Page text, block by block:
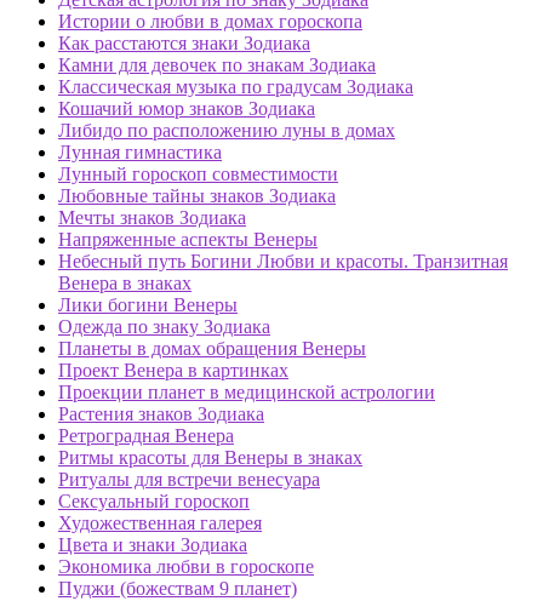
Истории о любви в домах гороскопа
Как расстаются знаки Зодиака
Камни для девочек по знакам Зодиака
Классическая музыка по градусам Зодиака
Кошачий юмор знаков Зодиака
Либидо по расположению луны в домах
Лунная гимнастика
Лунный гороскоп совместимости
Любовные тайны знаков Зодиака
Мечты знаков Зодиака
Напряженные аспекты Венеры
Небесный путь Богини Любви и красоты. Транзитная
Венера в знаках
Лики богини Венеры
Одежда по знаку Зодиака
Планеты в домах обращения Венеры
Проект Венера в картинках
Проекции планет в медицинской астрологии
Растения знаков Зодиака
Ретроградная Венера
Ритмы красоты для Венеры в знаках
Ритуалы для встречи венесуара
Сексуальный гороскоп
Художественная галерея
Цвета и знаки Зодиака
Экономика любви в гороскопе
Пуджи (божествам 9 планет)